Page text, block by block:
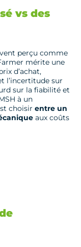
vs des
perçu comme
mérite une
d’achat,
l’incertitude sur
sur la fiabilité et
à un
choisir entre un
aux coûts